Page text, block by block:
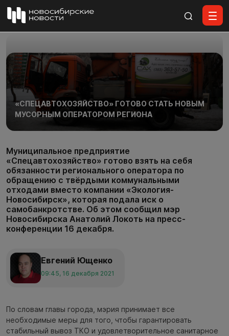
«СПЕЦАВТОХОЗЯЙСТВО» ГОТОВО СТАТЬ НОВЫМ
МУСОРНЫМ ОПЕРАТОРОМ РЕГИОНА
Муниципальное предприятие
«Спецавтохозяйство» готово взять на себя
обязанности регионального оператора по
обращению с твёрдыми коммунальными
отходами вместо компании «Экология-
Новосибирск», которая подала иск о
самобанкротстве. Об этом сообщил мэр
Новосибирска Анатолий Локоть на пресс-
конференции 16 декабря.
Евгений Ющенко
09:45, 16 декабря 2021
По словам главы города, мэрия принимает все
необходимые меры для того, чтобы гарантировать
стабильный вывоз ТКО и удовлетворительное санитарное